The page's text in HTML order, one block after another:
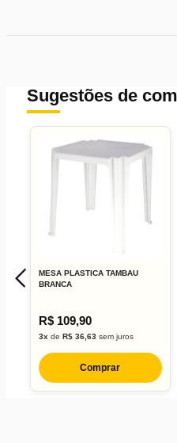
Sugestões de
MESA PLASTICA TAMBAU
BRANCA
R$ 109,90
3x de R$ 36,63sem juros
Comprar